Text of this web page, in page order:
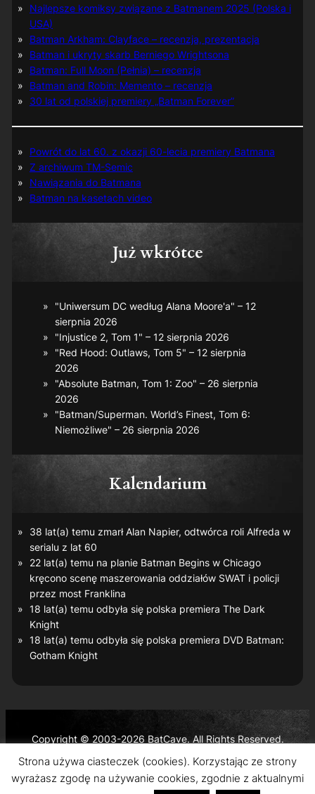
Najlepsze komiksy związane z Batmanem 2025 (Polska i
USA)
Batman Arkham: Clayface – recenzja, prezentacja
Batman i ukryty skarb Berniego Wrightsona
Batman: Full Moon (Pełnia) – recenzja
Batman and Robin: Memento – recenzja
30 lat od polskiej premiery „Batman Forever”
Powrót do lat 60. z okazji 60-lecia premiery Batmana
Z archiwum TM-Semic
Nawiązania do Batmana
Batman na kasetach video
Już wkrótce
"Uniwersum DC według Alana Moore'a" – 12
sierpnia 2026
"Injustice 2, Tom 1" – 12 sierpnia 2026
"Red Hood: Outlaws, Tom 5" – 12 sierpnia
2026
"Absolute Batman, Tom 1: Zoo" – 26 sierpnia
2026
"Batman/Superman. World’s Finest, Tom 6:
Niemożliwe" – 26 sierpnia 2026
Kalendarium
38 lat(a) temu zmarł Alan Napier, odtwórca roli Alfreda w
serialu z lat 60
22 lat(a) temu na planie Batman Beginsw Chicago
kręcono scenę maszerowania oddziałów SWAT i policji
przez most Franklina
18 lat(a) temu odbyła się polska premiera The Dark
Knight
18 lat(a) temu odbyła się polska premiera DVD Batman:
Gotham Knight
Copyright © 2003-2026 BatCave. All Rights Reserved.
Batman and all related characters and elements are the
trademarks of © DC Comics and Warner Bros. Entertainment
Inc.
Strona używa ciasteczek (cookies). Korzystając ze strony
wyrażasz zgodę na używanie cookies, zgodnie z aktualnymi